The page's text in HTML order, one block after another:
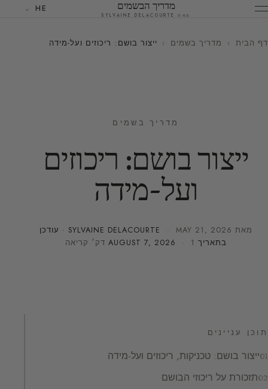
מדריך הבשמים
מאת SYLVAINE DELACOURTE
HE
דף הבית › מדריך בשמים › ייצור בושם: ריכוזים ועל-מידה
מדריך בשמים
ייצור בושם: ריכוזים
ועל-מידה
מאת SYLVAINE DELACOURTE · MAY 21, 2026
· עודכן
בתאריך
AUGUST 7, 2026 · 1 דק׳ קריאה
תוכן עניינים
ייצור בושם: טכניקות, ריכוזים ועל-מידה
תזכורת על ריכוזי הבושם